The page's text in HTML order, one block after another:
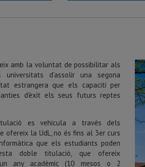
amb la voluntat de possibilitar als
d’assolir una segona
estrangera que els capaciti per
d’èxit els seus futurs reptes
es vehicula a través dels
ofereix la UdL, no és fins al 3er curs
que els estudiants poden
doble titulació, que ofereix
un any acadèmic (10 mesos o 2